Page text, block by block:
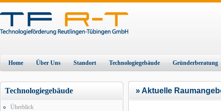
Home Über Uns Standort Technologiegebäude Gründerberatung
Technologiegebäude
Überblick
» Aktuelle